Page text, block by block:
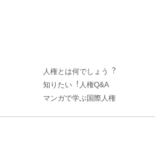
人権とは何でしょう︖
知りたい︕人権Q&A
マンガで学ぶ国際人権